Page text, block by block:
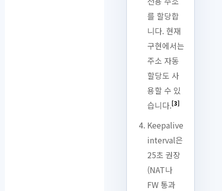
를 할당합
니다. 현재
구현에서는
주소 자동
할당도 사
용할 수 있
습니다.[3]
Keepalive
interval은
25초 권장
(NAT나
FW 통과